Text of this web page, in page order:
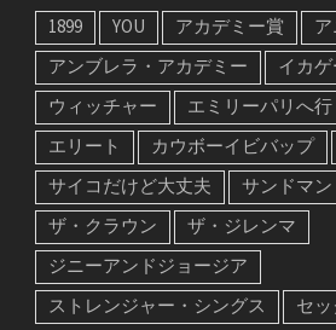
1899 YOU アカデミー賞 ア
アンブレラ・アカデミー
イカ
ウィッチャー
エミリーパリへ行
エリート
カウボーイビバップ
サイコだけど大丈夫
サンドマン
ザ・クラウン
ザ・ジレンマ
ジニーアンドジョージア
ストレンジャー・シングス
セ